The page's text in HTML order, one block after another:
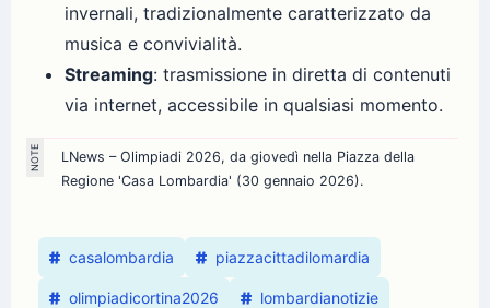
invernali, tradizionalmente caratterizzato da
musica e convivialità.
Streaming: trasmissione in diretta di contenuti
via internet, accessibile in qualsiasi momento.
LNews – Olimpiadi 2026, da giovedì nella Piazza della
Regione 'Casa Lombardia' (30 gennaio 2026).
casalombardia piazzacittadilomardia
olimpiadicortina2026 lombardianotizie